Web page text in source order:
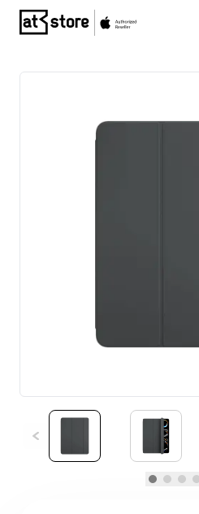
Posjetite početnu stranicu AT Store